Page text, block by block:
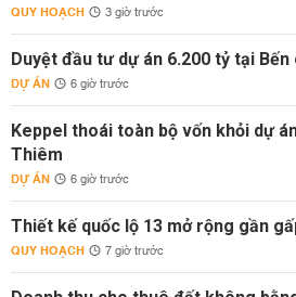
QUY HOẠCH 3 giờ trước
Duyệt đầu tư dự án 6.200 tỷ tại
DỰ ÁN 6 giờ trước
Keppel thoái toàn bộ vốn khỏi dự
Thiêm
DỰ ÁN 6 giờ trước
Thiết kế quốc lộ 13 mở rộng gần
QUY HOẠCH 7 giờ trước